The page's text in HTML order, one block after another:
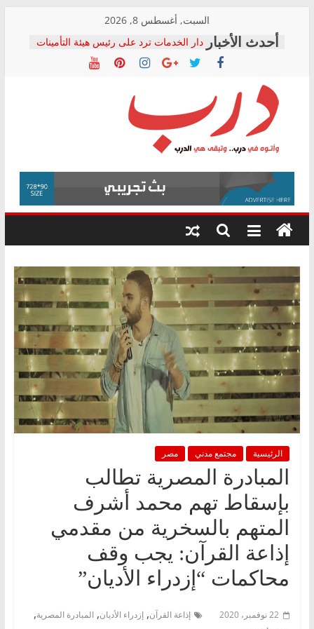
content
السبت, أغسطس 8, 2026
دار الخدمات ترد على رئيس هيئة التأمينات
بعد مؤتمره الصحفي: إنكار الأزمة لا ينهي
معاناة أصحاب المعاشات.. ونطالب بكشف
فرحات سليمان يكتب: القطاع الصحي إلى
أين؟
حزب التحالف الشعبي يطلق لجنة “الحق
في الصحة” بالإسكندرية لرصد الانتهاكات
ودعم المرضى
الوزاري لمدينة الصحفيين.. وانتهاء أعمال
إنشاء المبنى الإداري
المجلس القومي لحقوق الإنسان يعلن
متابعة قضية الدكتور محمد زهران.. ويؤكد:
قرينة البراءة وضمانات المحاكمة العادلة
درب
وأتوه
درب..
وتبقى
هي
الرئيسية مجتمع مدني مصر
المبادرة المصرية تطالب
بإسقاط تهم محمد أشرف
المتهم بالسخرية من مقدمي
إذاعة القرآن: يجب وقف
محاكمات “إزدراء الأديان”
22 نوفمبر، 2020 إذاعة القرآن, إزدراء الأديان, المبادرة المصرية,